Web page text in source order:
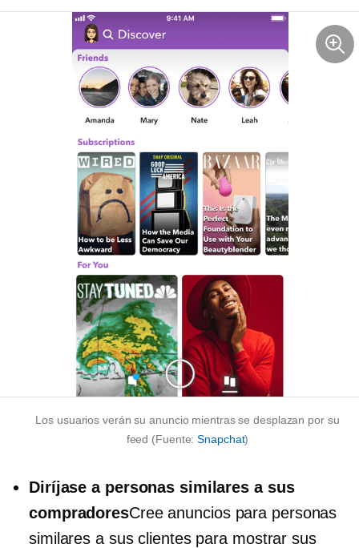
Los usuarios verán su anuncio mientras se desplazan por su
feed (Fuente:Snapchat)
Diríjase a personas similares a sus
compradoresCree anuncios para personas
similares a sus clientes para mostrar sus